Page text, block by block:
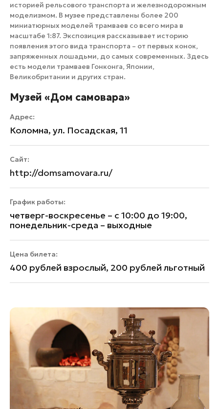
историей рельсового транспорта и железнодорожным
моделизмом. В музее представлены более 200
миниатюрных моделей трамваев со всего мира в
масштабе 1:87. Экспозиция рассказывает историю
появления этого вида транспорта – от первых конок,
запряженных лошадьми, до самых современных. Здесь
есть модели трамваев Гонконга, Японии,
Великобритании и других стран.
Музей «Дом самовара»
Адрес:
Коломна, ул. Посадская, 11
Сайт:
http://domsamovara.ru/
График работы:
четверг-воскресенье – с 10:00 до 19:00,
понедельник-среда – выходные
Цена билета:
400 рублей взрослый, 200 рублей льготный